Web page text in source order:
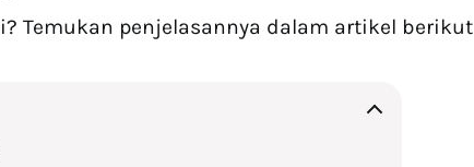
Temukan penjelasannya dalam artikel berikut